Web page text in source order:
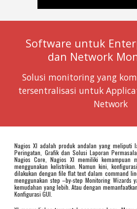
Software untuk
dan Network
Solusi monitoring yang
tersentralisasi untuk
Network
Nagios XI adalah produk andalan yang meliputi
Peringatan, Grafik dan Solusi Laporan
Nagios Core, Nagios XI memiliki kemampuan
menggunakan kelistrikan. Namun kini,
dilakukan dengan file flat text dalam command
menggunakan step –by-step Monitoring Wizards
kemudahan yang lebih. Atau dengan
Konfigurasi GUI.